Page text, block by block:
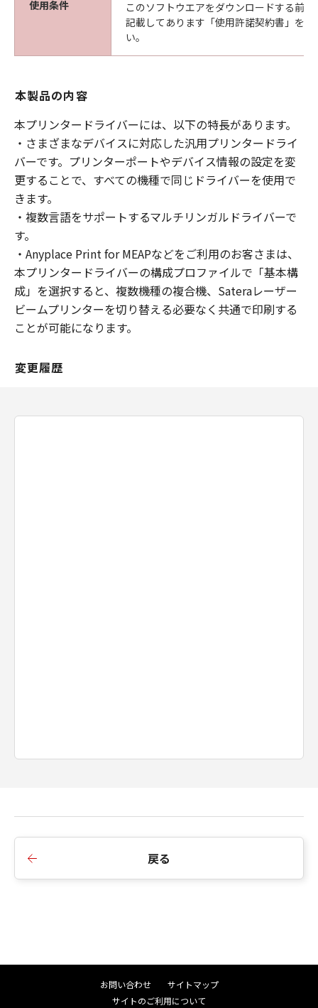
使用条件
このソフトウエアをダウンロードする前
記載してあります「使用許諾契約書」を
い。
本製品の内容
本プリンタードライバーには、以下の特長があります。
・さまざまなデバイスに対応した汎用プリンタードライ
バーです。プリンターポートやデバイス情報の設定を変
更することで、すべての機種で同じドライバーを使用で
きます。
・複数言語をサポートするマルチリンガルドライバーで
す。
・Anyplace Print for MEAPなどをご利用のお客さまは、
本プリンタードライバーの構成プロファイルで「基本構
成」を選択すると、複数機種の複合機、Sateraレーザー
ビームプリンターを切り替える必要なく共通で印刷する
ことが可能になります。
変更履歴
戻る
お問い合わせ
サイトマップ
サイトのご利用について